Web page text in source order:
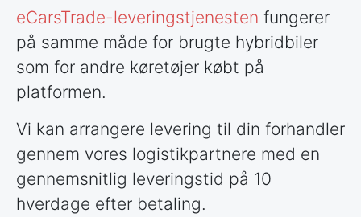
eCarsTrade-leveringstjenesten fungerer
på samme måde for brugte hybridbiler
som for andre køretøjer købt på
platformen.
Vi kan arrangere levering til din forhandler
gennem vores logistikpartnere med en
gennemsnitlig leveringstid på 10
hverdage efter betaling.